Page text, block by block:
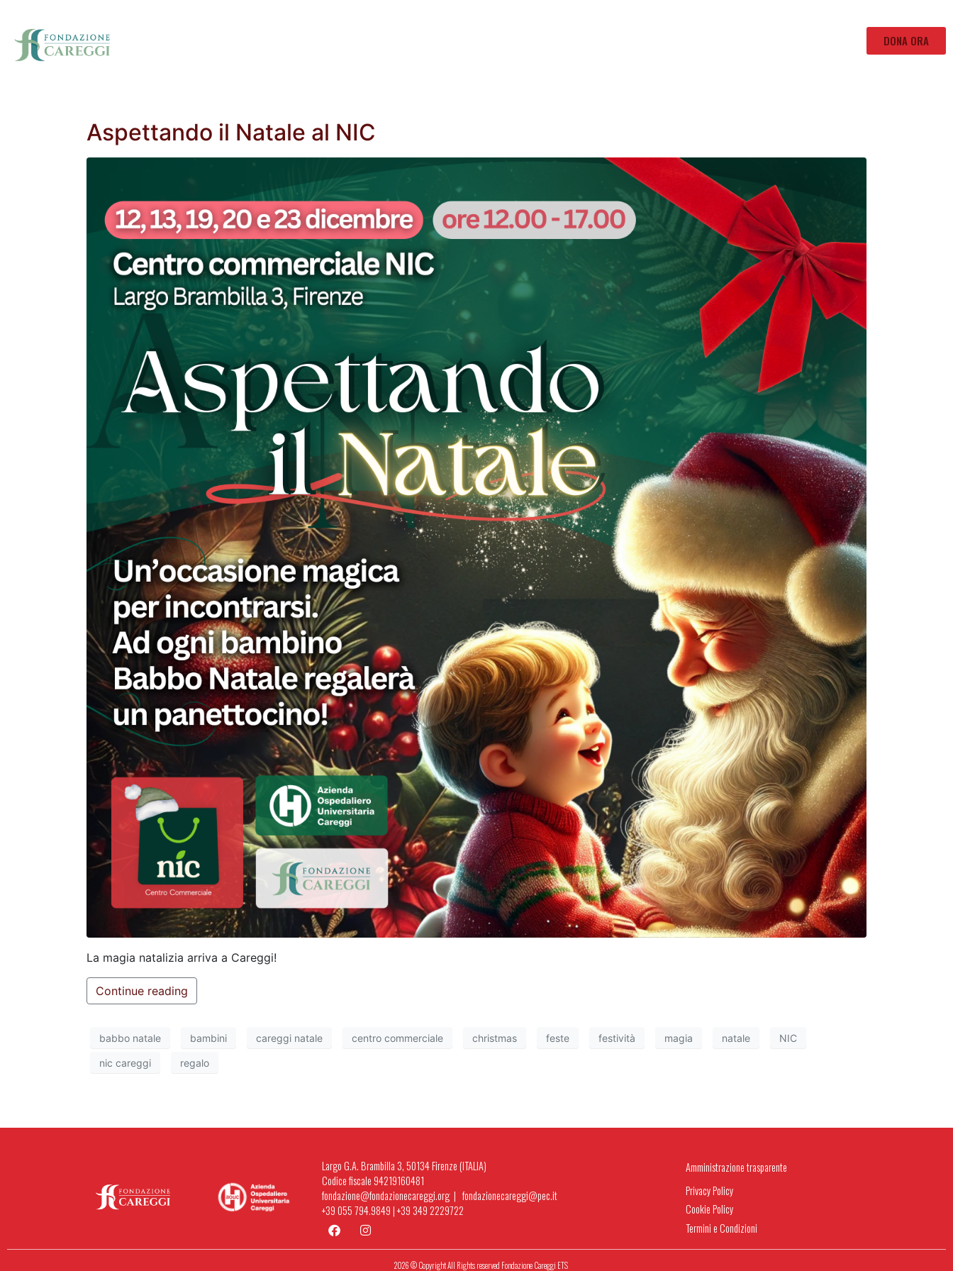
DONA ORA
Aspettando il Natale al NIC
La magia natalizia arriva a Careggi!
Continue reading
babbo natale bambini careggi natale centro commerciale christmas feste festività magia natale NIC
nic careggi regalo
Largo G.A. Brambilla 3, 50134 Firenze (ITALIA)
Codice fiscale 94219160481
fondazione@fondazionecareggi.org |fondazionecareggi@pec.it
+39 055 794.9849|+39 349 2229722
Amministrazione trasparente
Privacy Policy
Cookie Policy
Termini e Condizioni
2026 © Copyright All Rights reserved Fondazione Careggi ETS